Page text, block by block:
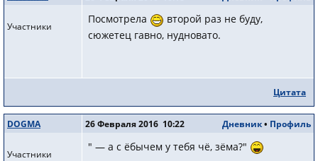
Участники
Посмотрела
второй раз не буду,
сюжетец гавно, нудновато.
Цитата
DOGMA
Участники
Дневник• Профиль
26 Февраля 2016 10:22
" — а с ёбычем у тебя чё, зёма?"